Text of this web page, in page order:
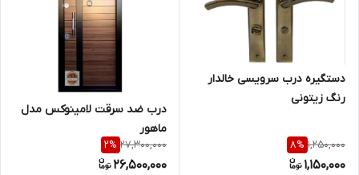
دستگیره درب سرویسی خالدار
رنگ زیتونی
1,250,000
8%
1,150,000
درب ضد سرقت لامینوکس مدل
ماهور
27,300,000
2%
26,500,000